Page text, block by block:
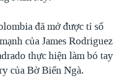
đã mở được tỉ số
của James Rodriguez
thực hiện làm bó tay
của Bờ Biển Ngà.